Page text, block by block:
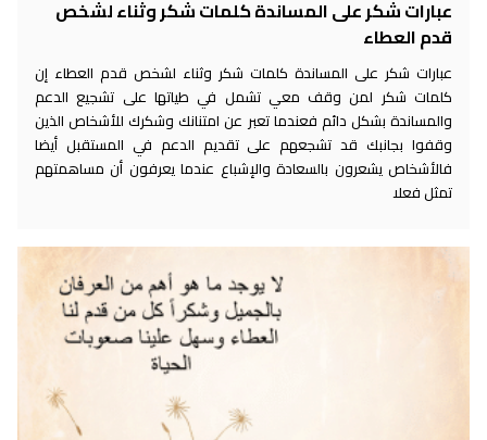
عبارات شكر على المساندة كلمات شكر وثناء لشخص
قدم العطاء
عبارات شكر على المساندة كلمات شكر وثناء لشخص قدم العطاء إن
كلمات شكر لمن وقف معي تشمل في طياتها على تشجيع الدعم
والمساندة بشكل دائم فعندما تعبر عن امتنانك وشكرك للأشخاص الذين
وقفوا بجانبك قد تشجعهم على تقديم الدعم في المستقبل أيضا
فالأشخاص يشعرون بالسعادة والإشباع عندما يعرفون أن مساهمتهم
تمثل فعلا